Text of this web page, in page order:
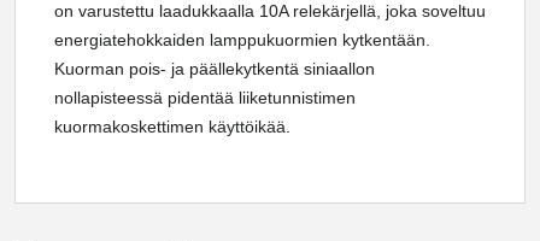
on varustettu laadukkaalla 10A relekärjellä, joka soveltuu
energiatehokkaiden lamppukuormien kytkentään.
Kuorman pois- ja päällekytkentä siniaallon
nollapisteessä pidentää liiketunnistimen
kuormakoskettimen käyttöikää.